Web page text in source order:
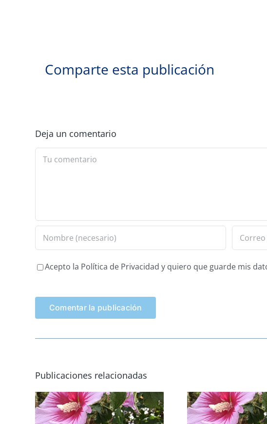
Comparte esta publicación
Deja un comentario
Comment
Acepto la Política de Privacidad y quiero que guarde mis
Publicaciones relacionadas